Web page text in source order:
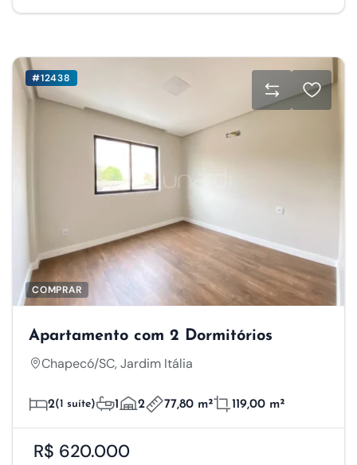
#12438
COMPRAR
Apartamento com 2 Dormitórios
Chapecó/SC, Jardim Itália
2(1 suíte) 1 2 77,80 m² 119,00 m²
R$ 620.000